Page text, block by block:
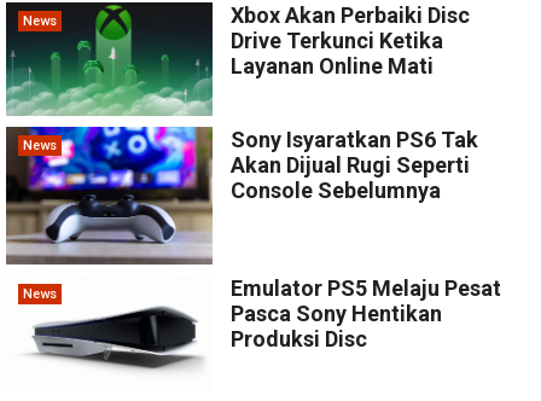
News
Xbox Akan Perbaiki Disc
Drive Terkunci Ketika
Layanan Online Mati
News
Sony Isyaratkan PS6 Tak
Akan Dijual Rugi Seperti
Console Sebelumnya
News
Emulator PS5 Melaju Pesat
Pasca Sony Hentikan
Produksi Disc